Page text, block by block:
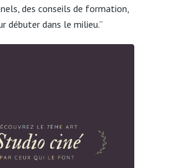
des conseils de formation,
débuter dans le milieu.”